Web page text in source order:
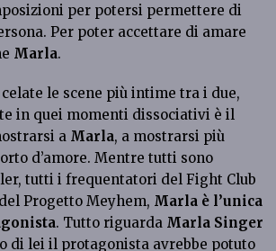
per potersi permettere di
Per poter accettare di amare
Marla.
celate le scene più intime tra i due,
in quei momenti dissociativi è il
a Marla, a mostrarsi più
d’amore. Mentre tutti sono
tutti i frequentatori del Fight Club
Progetto Meyhem, Marla è l’unica
. Tutto riguarda Marla Singer
di lei il protagonista avrebbe potuto